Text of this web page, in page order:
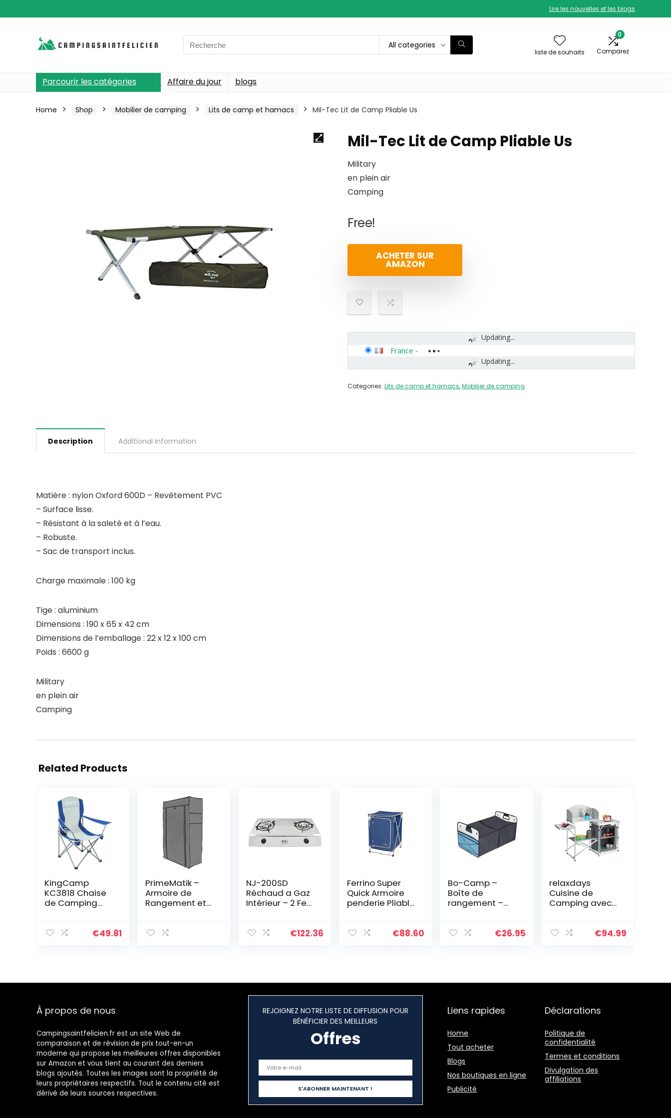
Lire les nouvelles et les blogs
Search
for:
All categories
liste de souhaits
0
Comparez
Parcourir les catégories Affaire du jour blogs
Home Shop Mobilier de camping Lits de camp et hamacs Mil-Tec Lit de Camp Pliable Us
Mil-Tec Lit de Camp Pliable Us
Military
en plein air
Camping
Free!
ACHETER SUR
AMAZON
Updating...
Updating...
France -
Categories: Lits de camp et hamacs,Mobilier de camping
Description Additional information
Matière : nylon Oxford 600D – Revêtement PVC
– Surface lisse.
– Résistant à la saleté et à l’eau.
– Robuste.
– Sac de transport inclus.
Charge maximale : 100 kg
Tige : aluminium
Dimensions : 190 x 65 x 42 cm
Dimensions de l’emballage : 22 x 12 x 100 cm
Poids : 6600 g
Military
en plein air
Camping
Related Products
KingCamp
KC3818 Chaise
de Camping
gobelet en Filet
€49.81
PrimeMatik –
Armoire de
Rangement et
108 cm Gris avec
NJ-200SD
Réchaud a Gaz
Intérieur – 2 Feux
Portable GPL
€122.36
Ferrino Super
Quick Armoire
penderie Pliable
€88.60
Bo-Camp –
Boîte de
rangement –
60x36x31 cm,
€26.95
relaxdays
Cuisine de
Camping avec
Sac Portable,
€94.99
À propos de nous
Campingsaintfelicien.fr est un site Web de
comparaison et de révision de prix tout-en-un
moderne qui propose les meilleures offres disponibles
sur Amazon et vous tient au courant des derniers
blogs ajoutés. Toutes les images sont la propriété de
leurs propriétaires respectifs. Tout le contenu cité est
dérivé de leurs sources respectives.
REJOIGNEZ NOTRE LISTE DE DIFFUSION POUR
BÉNÉFICIER DES MEILLEURS
Offres
Liens rapides
Home
Tout acheter
Blogs
Nos boutiques en ligne
Publicité
Déclarations
Politique de
confidentialité
Termes et conditions
Divulgation des
affiliations